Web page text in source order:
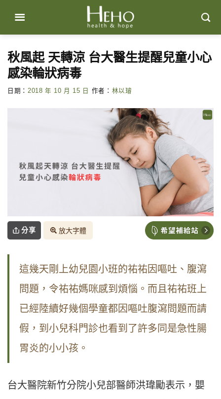
content
秋風起 天轉涼 台大醫生提醒兒童小心
感染輪狀病毒
日期： 2018 年 10 月 15 日 作者： 林以璿
分享 放大字體
這幾天剛上幼兒園小班的祐祐因嘔吐 、 腹瀉
問題，令祐祐媽咪感到煩惱。而且祐祐班上
已經陸續好幾個學童都因嘔吐腹瀉問題而請
假，到小兒科門診也看到了許多同是急性腸
胃炎的小小孩。
台大醫院新竹分院小兒部醫師洪瑋勵表示，嬰